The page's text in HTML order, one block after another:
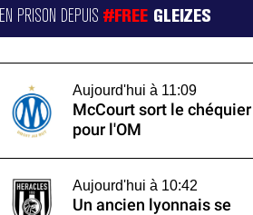
EN PRISON DEPUIS#FREE GLEIZES
Aujourd'hui à 11:09
McCourt sort le chéquier
pour l'OM
Aujourd'hui à 10:42
Un ancien lyonnais se